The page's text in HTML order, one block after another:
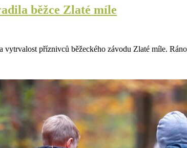
běžce Zlaté míle
vytrvalost příznivců běžeckého závodu Zlaté míle.